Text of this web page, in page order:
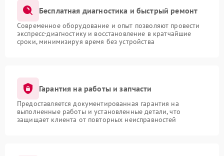
Бесплатная диагностика и быстрый ремонт
Современное оборудование и опыт позволяют провести
экспресс-диагностику и восстановление в кратчайшие
сроки, минимизируя время без устройства
Гарантия на работы и запчасти
Предоставляется документированная гарантия на
выполненные работы и установленные детали, что
защищает клиента от повторных неисправностей